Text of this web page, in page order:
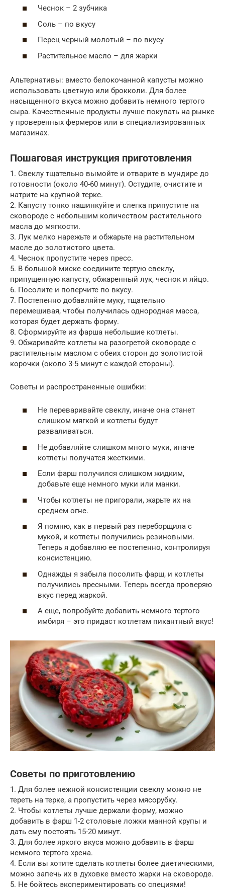
Чеснок – 2 зубчика
Соль – по вкусу
Перец черный молотый – по вкусу
Растительное масло – для жарки
Альтернативы: вместо белокочанной капусты можно
использовать цветную или брокколи. Для более
насыщенного вкуса можно добавить немного тертого
сыра. Качественные продукты лучше покупать на рынке
у проверенных фермеров или в специализированных
магазинах.
Пошаговая инструкция приготовления
1. Свеклу тщательно вымойте и отварите в мундире до
готовности (около 40-60 минут). Остудите, очистите и
натрите на крупной терке.
2. Капусту тонко нашинкуйте и слегка припустите на
сковороде с небольшим количеством растительного
масла до мягкости.
3. Лук мелко нарежьте и обжарьте на растительном
масле до золотистого цвета.
4. Чеснок пропустите через пресс.
5. В большой миске соедините тертую свеклу,
припущенную капусту, обжаренный лук, чеснок и яйцо.
6. Посолите и поперчите по вкусу.
7. Постепенно добавляйте муку, тщательно
перемешивая, чтобы получилась однородная масса,
которая будет держать форму.
8. Сформируйте из фарша небольшие котлеты.
9. Обжаривайте котлеты на разогретой сковороде с
растительным маслом с обеих сторон до золотистой
корочки (около 3-5 минут с каждой стороны).
Советы и распространенные ошибки:
Не переваривайте свеклу, иначе она станет
слишком мягкой и котлеты будут
разваливаться.
Не добавляйте слишком много муки, иначе
котлеты получатся жесткими.
Если фарш получился слишком жидким,
добавьте еще немного муки или манки.
Чтобы котлеты не пригорали, жарьте их на
среднем огне.
Я помню, как в первый раз переборщила с
мукой, и котлеты получились резиновыми.
Теперь я добавляю ее постепенно, контролируя
консистенцию.
Однажды я забыла посолить фарш, и котлеты
получились пресными. Теперь всегда проверяю
вкус перед жаркой.
А еще, попробуйте добавить немного тертого
имбиря – это придаст котлетам пикантный вкус!
Советы по приготовлению
1. Для более нежной консистенции свеклу можно не
тереть на терке, а пропустить через мясорубку.
2. Чтобы котлеты лучше держали форму, можно
добавить в фарш 1-2 столовые ложки манной крупы и
дать ему постоять 15-20 минут.
3. Для более яркого вкуса можно добавить в фарш
немного тертого хрена.
4. Если вы хотите сделать котлеты более диетическими,
можно запечь их в духовке вместо жарки на сковороде.
5. Не бойтесь экспериментировать со специями!